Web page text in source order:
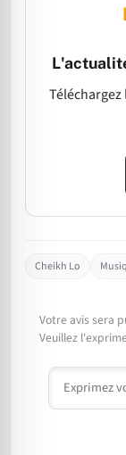
Cheikh Lo
Votre avis sera
Veuillez
Commentaire